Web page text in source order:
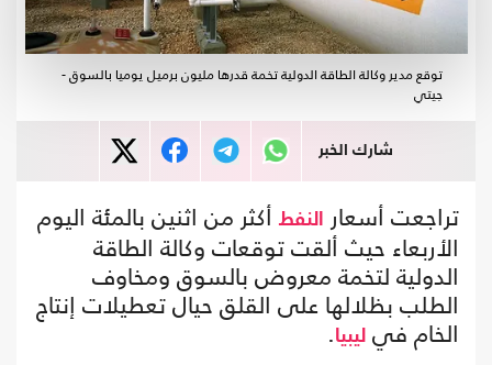
توقع مدير وكالة الطاقة الدولية تخمة قدرها مليون برميل يوميا بالسوق -
جيتي
شارك الخبر
تراجعت أسعار النفط أكثر من اثنين بالمئة اليوم
الأربعاء حيث ألقت توقعات وكالة الطاقة
الدولية لتخمة معروض بالسوق ومخاوف
الطلب بظلالها على القلق حيال تعطيلات إنتاج
الخام في ليبيا.